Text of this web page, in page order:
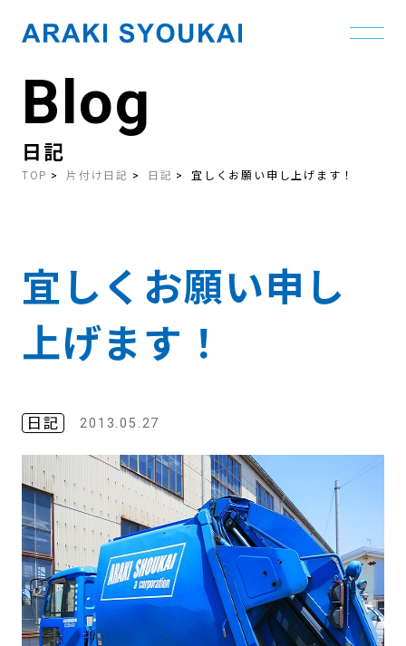
contentBlog
日記
TOP 片付け日記 日記 宜しくお願い申し上げます！
宜しくお願い申し
上げます！
日記 2013.05.27